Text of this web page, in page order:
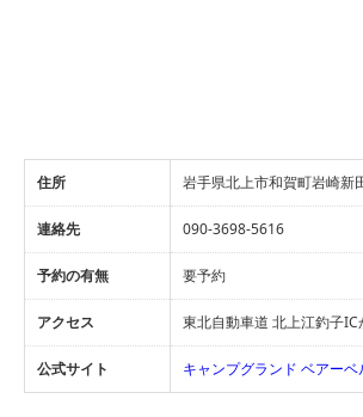
住所 岩手県北上市和賀町岩崎新
連絡先 090-3698-5616
予約の有無 要予約
アクセス 東北自動車道 北上江釣子
公式サイト キャンプグランド ベアーベ